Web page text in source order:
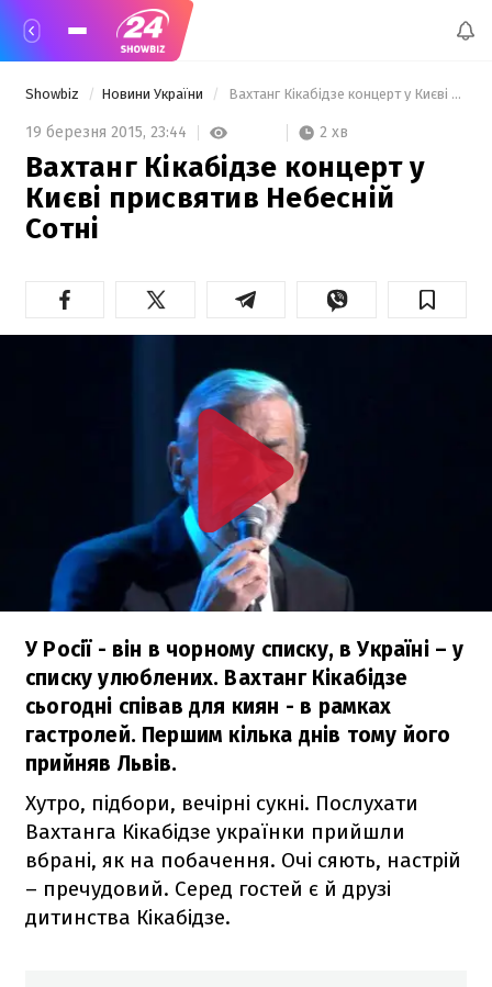
Showbiz Новини України Вахтанг Кікабідзе концерт у Києві присвятив Небесній Сотні
19 березня 2015, 23:44 2 хв
Вахтанг Кікабідзе концерт у
Києві присвятив Небесній
Сотні
У Росії - він в чорному списку, в Україні – у
списку улюблених. Вахтанг Кікабідзе
сьогодні співав для киян - в рамках
гастролей. Першим кілька днів тому його
прийняв Львів.
Хутро, підбори, вечірні сукні. Послухати
Вахтанга Кікабідзе українки прийшли
вбрані, як на побачення. Очі сяють, настрій
– пречудовий. Серед гостей є й друзі
дитинства Кікабідзе.